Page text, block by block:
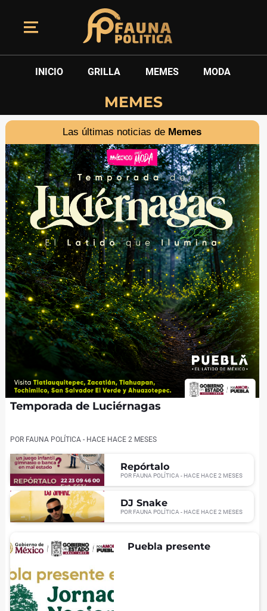
SÍGUENOS
INICIO GRILLA MEMES MODA
MEMES
Las últimas noticias de Memes
Temporada de Luciérnagas
POR FAUNA POLÍTICA - HACE HACE 2 MESES
Repórtalo
POR FAUNA POLÍTICA - HACE HACE 2 MESES
DJ Snake
POR FAUNA POLÍTICA- HACE HACE 2 MESES
Puebla presente